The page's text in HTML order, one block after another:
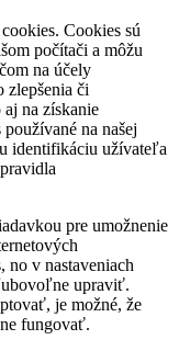
Cookies sú
počítači a môžu
na účely
zlepšenia či
aj na získanie
na našej
identifikáciu užívateľa
pre umožnenie
no v nastaveniach
upraviť.
je možné, že
fungovať.